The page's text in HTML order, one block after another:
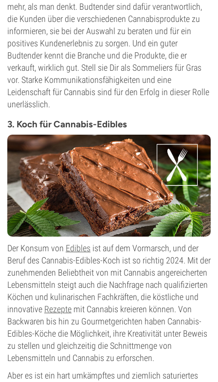
mehr, als man denkt. Budtender sind dafür verantwortlich,
die Kunden über die verschiedenen Cannabisprodukte zu
informieren, sie bei der Auswahl zu beraten und für ein
positives Kundenerlebnis zu sorgen. Und ein guter
Budtender kennt die Branche und die Produkte, die er
verkauft, wirklich gut. Stell sie Dir als Sommeliers für Gras
vor. Starke Kommunikationsfähigkeiten und eine
Leidenschaft für Cannabis sind für den Erfolg in dieser Rolle
unerlässlich.
3. Koch für Cannabis-Edibles
Der Konsum von Edibles ist auf dem Vormarsch, und der
Beruf des Cannabis-Edibles-Koch ist so richtig 2024. Mit der
zunehmenden Beliebtheit von mit Cannabis angereicherten
Lebensmitteln steigt auch die Nachfrage nach qualifizierten
Köchen und kulinarischen Fachkräften, die köstliche und
innovative Rezepte mit Cannabis kreieren können. Von
Backwaren bis hin zu Gourmetgerichten haben Cannabis-
Edibles-Köche die Möglichkeit, ihre Kreativität unter Beweis
zu stellen und gleichzeitig die Schnittmenge von
Lebensmitteln und Cannabis zu erforschen.
Aber es ist ein hart umkämpftes und ziemlich saturiertes